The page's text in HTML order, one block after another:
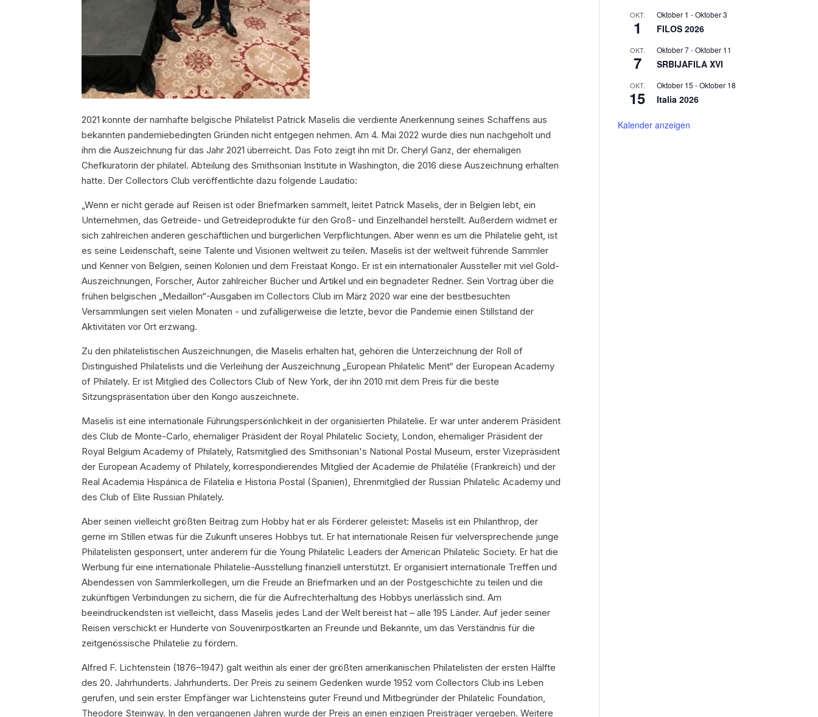
2021 konnte der namhafte belgische Philatelist Patrick Maselis die verdiente Anerkennung seines Schaffens aus
bekannten pandemiebedingten Gründen nicht entgegen nehmen. Am 4. Mai 2022 wurde dies nun nachgeholt und
ihm die Auszeichnung für das Jahr 2021 überreicht. Das Foto zeigt ihn mit Dr. Cheryl Ganz, der ehemaligen
Chefkuratorin der philatel. Abteilung des Smithsonian Institute in Washington, die 2016 diese Auszeichnung erhalten
hatte. Der Collectors Club veröffentlichte dazu folgende Laudatio:
„Wenn er nicht gerade auf Reisen ist oder Briefmarken sammelt, leitet Patrick Maselis, der in Belgien lebt, ein
Unternehmen, das Getreide- und Getreideprodukte für den Groß- und Einzelhandel herstellt. Außerdem widmet er
sich zahlreichen anderen geschäftlichen und bürgerlichen Verpflichtungen. Aber wenn es um die Philatelie geht, ist
es seine Leidenschaft, seine Talente und Visionen weltweit zu teilen. Maselis ist der weltweit führende Sammler
und Kenner von Belgien, seinen Kolonien und dem Freistaat Kongo. Er ist ein internationaler Aussteller mit viel Gold-
Auszeichnungen, Forscher, Autor zahlreicher Bücher und Artikel und ein begnadeter Redner. Sein Vortrag über die
frühen belgischen „Medaillon“-Ausgaben im Collectors Club im März 2020 war eine der bestbesuchten
Versammlungen seit vielen Monaten - und zufälligerweise die letzte, bevor die Pandemie einen Stillstand der
Aktivitäten vor Ort erzwang.
Zu den philatelistischen Auszeichnungen, die Maselis erhalten hat, gehören die Unterzeichnung der Roll of
Distinguished Philatelists und die Verleihung der Auszeichnung „European Philatelic Merit“ der European Academy
of Philately. Er ist Mitglied des Collectors Club of New York, der ihn 2010 mit dem Preis für die beste
Sitzungspräsentation über den Kongo auszeichnete.
Maselis ist eine internationale Führungspersönlichkeit in der organisierten Philatelie. Er war unter anderem Präsident
des Club de Monte-Carlo, ehemaliger Präsident der Royal Philatelic Society, London, ehemaliger Präsident der
Royal Belgium Academy of Philately, Ratsmitglied des Smithsonian's National Postal Museum, erster Vizepräsident
der European Academy of Philately, korrespondierendes Mitglied der Academie de Philatélie (Frankreich) und der
Real Academia Hispánica de Filatelia e Historia Postal (Spanien), Ehrenmitglied der Russian Philatelic Academy und
des Club of Elite Russian Philately.
Aber seinen vielleicht größten Beitrag zum Hobby hat er als Förderer geleistet: Maselis ist ein Philanthrop, der
gerne im Stillen etwas für die Zukunft unseres Hobbys tut. Er hat internationale Reisen für vielversprechende junge
Philatelisten gesponsert, unter anderem für die Young Philatelic Leaders der American Philatelic Society. Er hat die
Werbung für eine internationale Philatelie-Ausstellung finanziell unterstützt. Er organisiert internationale Treffen und
Abendessen von Sammlerkollegen, um die Freude an Briefmarken und an der Postgeschichte zu teilen und die
zukünftigen Verbindungen zu sichern, die für die Aufrechterhaltung des Hobbys unerlässlich sind. Am
beeindruckendsten ist vielleicht, dass Maselis jedes Land der Welt bereist hat – alle 195 Länder. Auf jeder seiner
Reisen verschickt er Hunderte von Souvenirpostkarten an Freunde und Bekannte, um das Verständnis für die
zeitgenössische Philatelie zu fördern.
Alfred F. Lichtenstein (1876–1947) galt weithin als einer der größten amerikanischen Philatelisten der ersten Hälfte
des 20. Jahrhunderts. Jahrhunderts. Der Preis zu seinem Gedenken wurde 1952 vom Collectors Club ins Leben
gerufen, und sein erster Empfänger war Lichtensteins guter Freund und Mitbegründer der Philatelic Foundation,
Theodore Steinway. In den vergangenen Jahren wurde der Preis an einen einzigen Preisträger vergeben. Weitere
OKT.
1
Oktober 1 -Oktober 3
FILOS 2026
OKT.
7
Oktober 7-Oktober 11
SRBIJAFILA XVI
OKT.
15
Oktober 15 -Oktober 18
Italia 2026
Kalender anzeigen